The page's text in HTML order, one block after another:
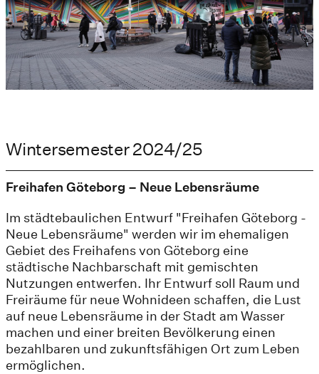
Wintersemester 2024/25
Freihafen Göteborg – Neue Lebensräume
Im städtebaulichen Entwurf "Freihafen Göteborg -
Neue Lebensräume" werden wir im ehemaligen
Gebiet des Freihafens von Göteborg eine
städtische Nachbarschaft mit gemischten
Nutzungen entwerfen. Ihr Entwurf soll Raum und
Freiräume für neue Wohnideen schaffen, die Lust
auf neue Lebensräume in der Stadt am Wasser
machen und einer breiten Bevölkerung einen
bezahlbaren und zukunftsfähigen Ort zum Leben
ermöglichen.